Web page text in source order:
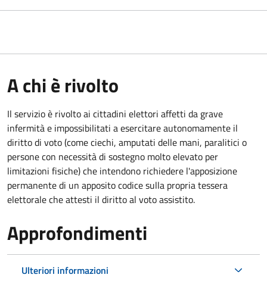
A chi è rivolto
Il servizio è rivolto ai cittadini elettori affetti da grave
infermità e impossibilitati a esercitare autonomamente il
diritto di voto (come ciechi, amputati delle mani, paralitici o
persone con necessità di sostegno molto elevato per
limitazioni fisiche) che intendono richiedere l'apposizione
permanente di un apposito codice sulla propria tessera
elettorale che attesti il diritto al voto assistito.
Approfondimenti
Ulteriori informazioni